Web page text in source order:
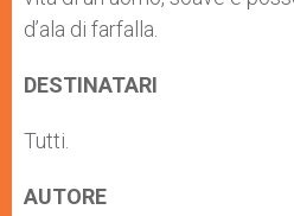
d’ala di farfalla.
DESTINATARI
Tutti.
AUTORE